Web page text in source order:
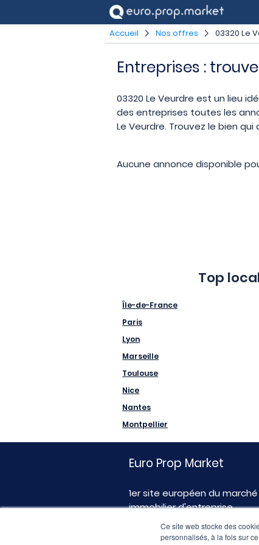
Ce site web stocke des
personnalisés, à la fois sur
Accueil Nos offres 03320 Le
Entreprises :
03320 Le Veurdre est un lieu
des entreprises toutes les
Le Veurdre. Trouvez le bien
Aucune annonce disponible
Top
Île-de-France
Paris
Lyon
Marseille
Toulouse
Nice
Nantes
Montpellier
Euro Prop Market
1er site européen du marché
immobilier d'entreprise